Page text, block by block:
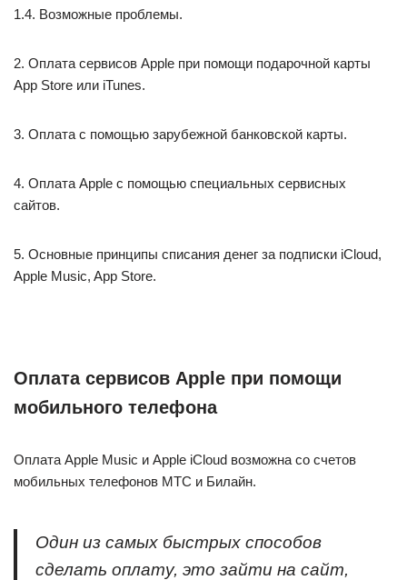
1.4. Возможные проблемы.
2. Оплата сервисов Apple при помощи подарочной карты
App Store или iTunes.
3. Оплата с помощью зарубежной банковской карты.
4. Оплата Apple с помощью специальных сервисных
сайтов.
5. Основные принципы списания денег за подписки iCloud,
Apple Music, App Store.
Оплата сервисов Apple при помощи
мобильного телефона
Оплата Apple Music и Apple iCloud возможна со счетов
мобильных телефонов МТС и Билайн.
Один из самых быстрых способов
сделать оплату, это зайти на сайт,